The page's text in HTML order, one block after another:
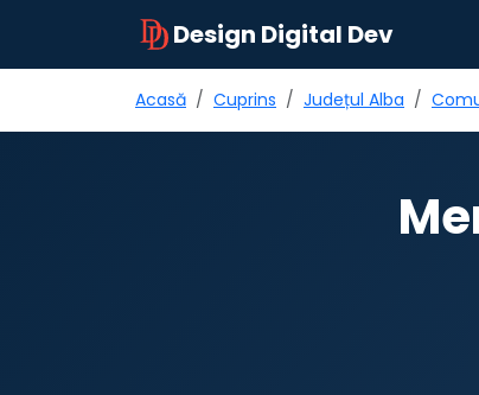
Design Digital Dev
Acasă Cuprins Județul Alba